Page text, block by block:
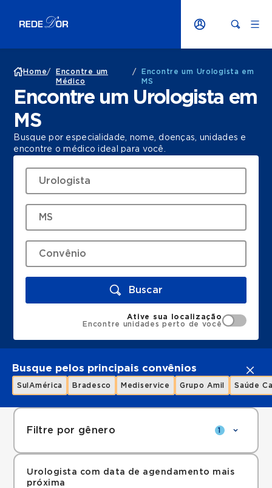
Home/
Encontre um
Médico
/
Encontre um Urologista em
MS
Encontre um Urologista em
MS
Busque por especialidade, nome, doenças, unidades e
encontre o médico ideal para você.
Buscar
Ative sua localização
Encontre unidades perto de você
Busque pelos principais convênios
SulAmérica Bradesco Mediservice Grupo Amil Saúde
Filtre por gênero 1
Urologista com data de agendamento mais
próxima